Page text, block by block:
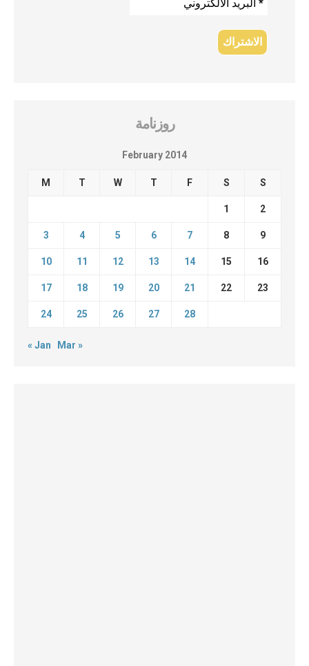
روزنامة
February 2014
M T W T F S S
1 2
3 4 5 6 7 8 9
10 11 12 13 14 15 16
17 18 19 20 21 22 23
24 25 26 27 28
« Jan Mar »